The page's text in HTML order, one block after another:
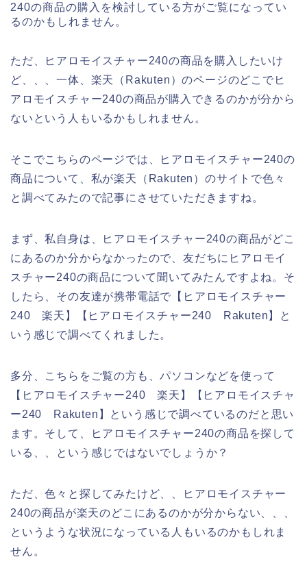
240の商品の購入を検討している方がご覧になってい
るのかもしれません。
ただ、ヒアロモイスチャー240の商品を購入したいけ
ど、、、一体、楽天（Rakuten）のページのどこでヒ
アロモイスチャー240の商品が購入できるのかが分から
ないという人もいるかもしれません。
そこでこちらのページでは、ヒアロモイスチャー240の
商品について、私が楽天（Rakuten）のサイトで色々
と調べてみたので記事にさせていただきますね。
まず、私自身は、ヒアロモイスチャー240の商品がどこ
にあるのか分からなかったので、友だちにヒアロモイ
スチャー240の商品について聞いてみたんですよね。そ
したら、その友達が携帯電話で【ヒアロモイスチャー
240 楽天】【ヒアロモイスチャー240 Rakuten】と
いう感じで調べてくれました。
多分、こちらをご覧の方も、パソコンなどを使って
【ヒアロモイスチャー240 楽天】【ヒアロモイスチャ
ー240 Rakuten】という感じで調べているのだと思い
ます。そして、ヒアロモイスチャー240の商品を探して
いる、、という感じではないでしょうか？
ただ、色々と探してみたけど、、ヒアロモイスチャー
240の商品が楽天のどこにあるのかが分からない、、、
というような状況になっている人もいるのかもしれま
せん。